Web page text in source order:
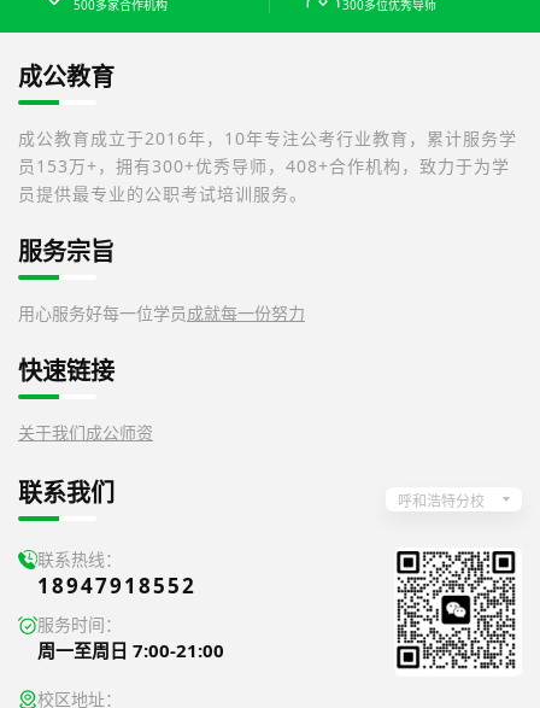
500多家合作机构 300多位优秀导师
成公教育
成公教育成立于2016年，10年专注公考行业教育，累计服务学
员153万+，拥有300+优秀导师，408+合作机构，致力于为学
员提供最专业的公职考试培训服务。
服务宗旨
用心服务好每一位学员成就每一份努力
快速链接
关于我们成公师资
联系我们 呼和浩特分校
联系热线：
18947918552
服务时间：
周一至周日 7:00-21:00
校区地址：